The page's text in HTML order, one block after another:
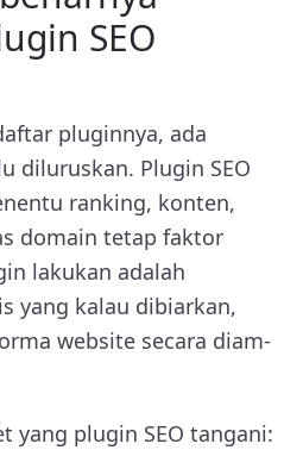
SEO
pluginnya, ada
diluruskan. Plugin SEO
ranking, konten,
domain tetap faktor
lakukan adalah
yang kalau dibiarkan,
website secara diam-
yang plugin SEO tangani: